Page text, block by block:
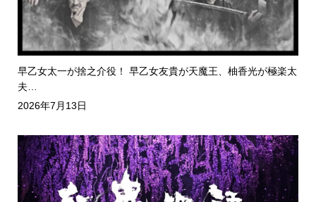
早乙女太一が捨之介役！ 早乙女友貴が天魔王、柚香光が極楽太
夫…
2026年7月13日